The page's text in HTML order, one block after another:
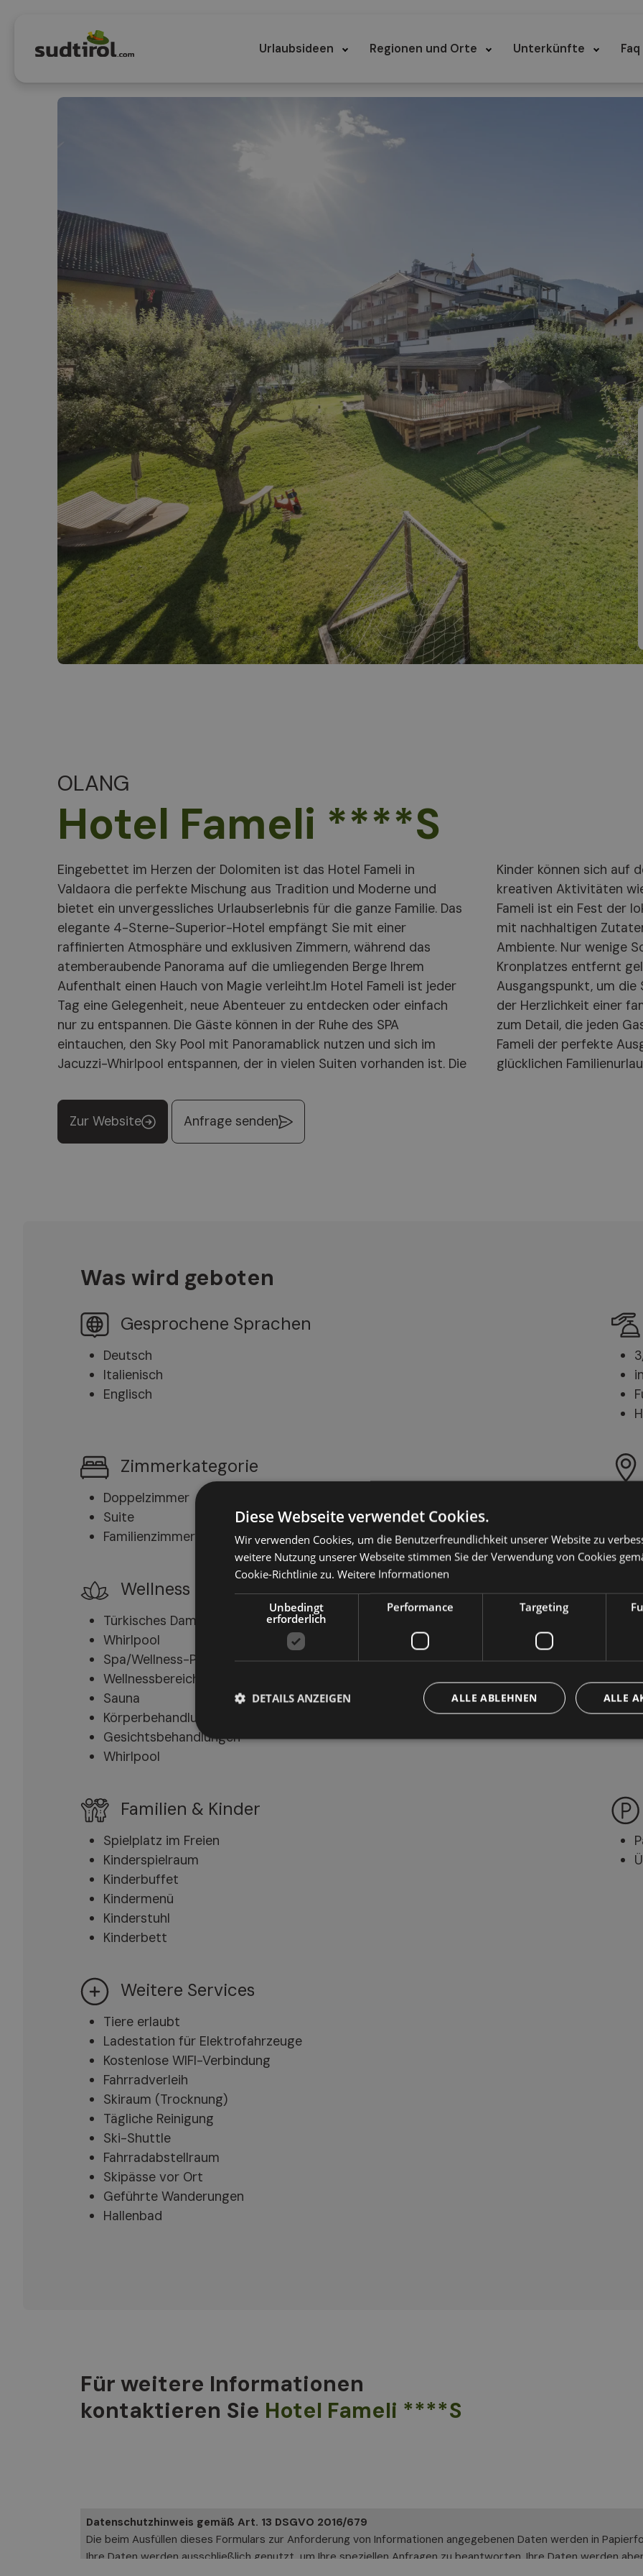
Urlaubsideen Regionen und Orte Unterkünfte Faq
OLANG
Hotel Fameli ****S
Eingebettet im Herzen der Dolomiten ist das Hotel Fameli in
Valdaora die perfekte Mischung aus Tradition und Moderne und
bietet ein unvergessliches Urlaubserlebnis für die ganze Familie. Das
elegante 4-Sterne-Superior-Hotel empfängt Sie mit einer
raffinierten Atmosphäre und exklusiven Zimmern, während das
atemberaubende Panorama auf die umliegenden Berge Ihrem
Aufenthalt einen Hauch von Magie verleiht.Im Hotel Fameli ist jeder
Tag eine Gelegenheit, neue Abenteuer zu entdecken oder einfach
nur zu entspannen. Die Gäste können in der Ruhe des SPA
eintauchen, den Sky Pool mit Panoramablick nutzen und sich im
Jacuzzi-Whirlpool entspannen, der in vielen Suiten vorhanden ist. Die
Kinder können sich auf dem Spielplatz, im Hotelgarten oder bei
kreativen Aktivitäten wie Kochen vergnügen. Die Küche des Hotels
Fameli ist ein Fest der lokalen und mediterranen Aromen, zubereitet
mit nachhaltigen Zutaten und serviert in einem gemütlichen
Ambiente. Nur wenige Schritte von den Naturwundern des
Kronplatzes entfernt gelegen, bietet das Hotel Fameli einen idealen
Ausgangspunkt, um die Schönheiten des Pustertals zu erkunden. Mit
der Herzlichkeit einer familiengeführten Gastlichkeit und der Liebe
zum Detail, die jeden Gast wie zu Hause fühlen lässt, ist das Hotel
Fameli der perfekte Ausgangspunkt für einen entspannten und
glücklichen
Zur Website Anfrage senden
Was wird geboten
Gesprochene Sprachen
Deutsch
Italienisch
Englisch
Zimmerkategorie
Doppelzimmer
Suite
Familienzimmer
Wellness
Türkisches Dampfbad
Whirlpool
Spa/Wellness-Pakete
Wellnessbereich/Entspannungsraum
Sauna
Körperbehandlungen
Gesichtsbehandlungen
Whirlpool
Familien & Kinder
Spielplatz im Freien
Kinderspielraum
Kinderbuffet
Kindermenü
Kinderstuhl
Kinderbett
Weitere Services
Tiere erlaubt
Ladestation für Elektrofahrzeuge
Kostenlose WIFI-Verbindung
Fahrradverleih
Skiraum (Trocknung)
Tägliche Reinigung
Ski-Shuttle
Fahrradabstellraum
Skipässe vor Ort
Geführte Wanderungen
Hallenbad
Für weitere Informationen
kontaktieren Sie Hotel Fameli ****S
Datenschutzhinweis gemäß Art. 13 DSGVO 2016/679
Die beim Ausfüllen dieses Formulars zur Anforderung von Informationen angegebenen Daten werden in
Ihre Daten werden ausschließlich genutzt, um Ihre speziellen Anfragen zu beantworten. Ihre Daten werden
Diese Webseite verwendet Cookies.
Wir verwenden Cookies, um die Benutzerfreundlichkeit unserer Website zu
weitere Nutzung unserer Webseite stimmen Sie der Verwendung von Cookies
Cookie-Richtlinie zu. Weitere Informationen
Unbedingt
erforderlich
Performance Targeting
ALLE
ALLE ABLEHNEN
DETAILS ANZEIGEN